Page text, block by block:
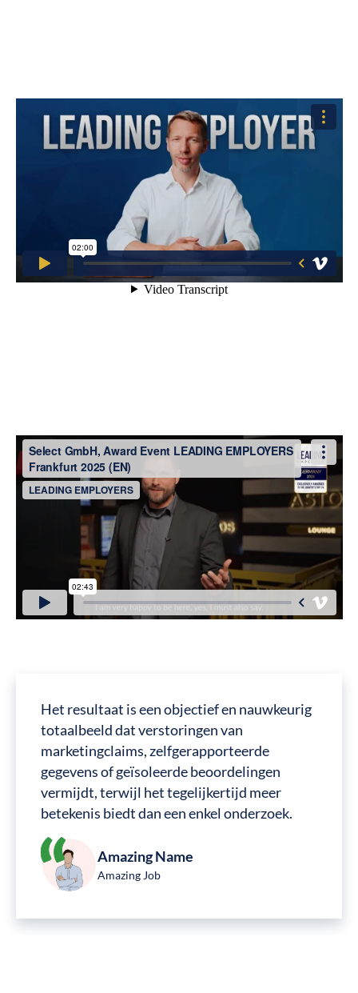
Het resultaat is een objectief en nauwkeurig
totaalbeeld dat verstoringen van
marketingclaims, zelfgerapporteerde
gegevens of geïsoleerde beoordelingen
vermijdt, terwijl het tegelijkertijd meer
betekenis biedt dan een enkel onderzoek.
Amazing Name
Amazing Job